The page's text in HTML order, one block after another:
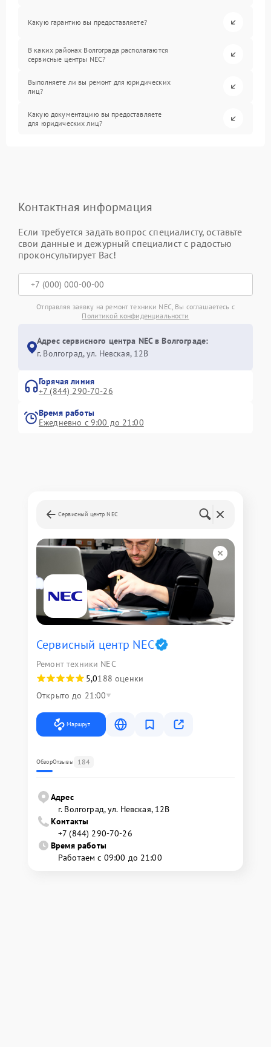
Какую гарантию вы предоставляете?
В каких районах Волгограда располагаются
сервисные центры NEC?
Выполняете ли вы ремонт для юридических
лиц?
Какую документацию вы предоставляете
для юридических лиц?
Контактная информация
Если требуется задать вопрос специалисту, оставьте
свои данные и дежурный специалист с радостью
проконсультирует Вас!
Отправляя заявку на ремонт техники NEC, Вы соглашаетесь с
Политикой конфиденциальности
Адрес сервисного центра NEC в Волгограде:
г. Волгоград, ул. Невская, 12В
Горячая линия
+7 (844) 290-70-26
Время работы
Ежедневно с 9:00 до 21:00
Сервисный центр NEC
Сервисный центр NEC
Ремонт техники NEC
5,0188 оценки
Открыто до 21:00
Маршрут
ОбзорОтзывы 184
Адрес
г. Волгоград, ул. Невская, 12В
Контакты
+7 (844) 290-70-26
Время работы
Работаем с 09:00 до 21:00